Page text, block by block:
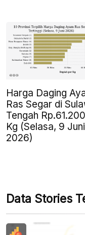
Harga Daging
Ras Segar di
Tengah
Kg (Selasa, 9 Juni
2026)
Data Stories